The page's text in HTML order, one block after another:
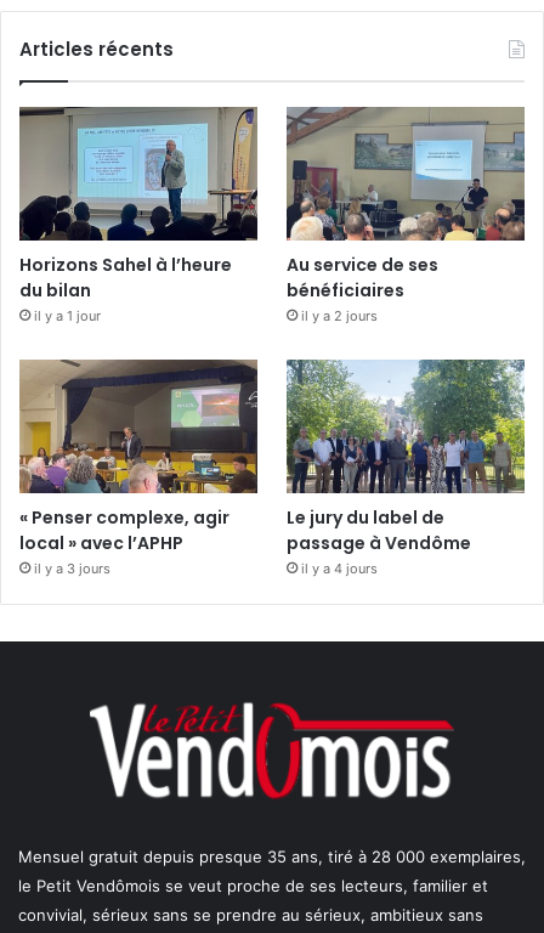
Articles récents
Horizons Sahel à l’heure
du bilan
il y a 1 jour
Au service de ses
bénéficiaires
il y a 2 jours
« Penser complexe, agir
local » avec l’APHP
il y a 3 jours
Le jury du label de
passage à Vendôme
il y a 4 jours
Mensuel gratuit depuis presque 35 ans, tiré à 28 000 exemplaires,
le Petit Vendômois se veut proche de ses lecteurs, familier et
convivial, sérieux sans se prendre au sérieux, ambitieux sans